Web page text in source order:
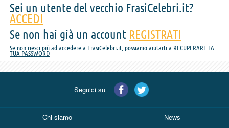
Sei un utente del vecchio FrasiCelebri.it?
ACCEDI
Se non hai già un account REGISTRATI
Se non riesci più ad accedere a FrasiCelebri.it, possiamo aiutarti a RECUPERARE LA
TUA PASSWORD
Seguici su
Chi siamo News